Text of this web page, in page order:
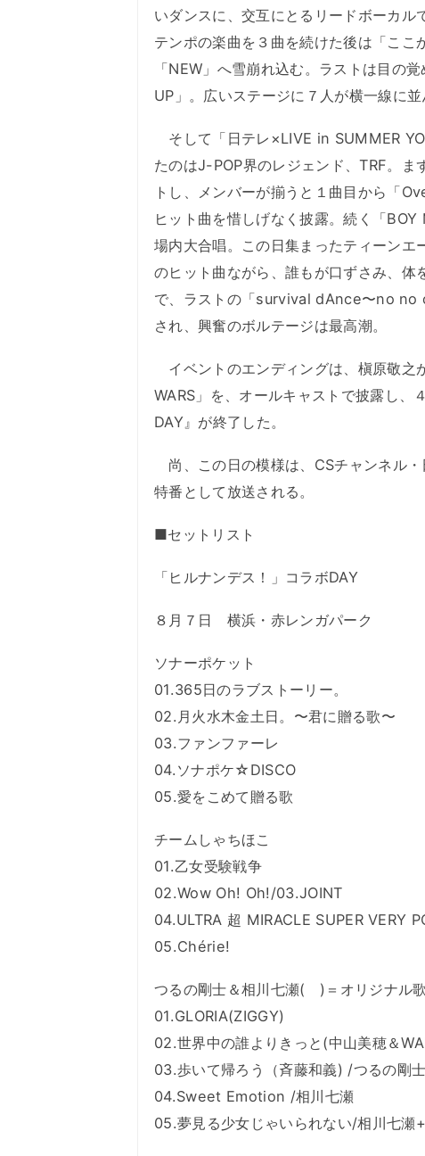
いダンスに、交互にとるリードボーカル
テンポの楽曲を３曲を続けた後は「こ
「NEW」へ雪崩れ込む。ラストは目の
UP」。広いステージに７人が横一線に
そして「日テレ×LIVE in SUMMER
たのはJ-POP界のレジェンド、TRF。ま
トし、メンバーが揃うと１曲目から「
ヒット曲を惜しげなく披露。続く「
場内大合唱。この日集まったティーン
のヒット曲ながら、誰もが口ずさみ、体
で、ラストの「survival dAnce〜no no
され、興奮のボルテージは最高潮。
イベントのエンディングは、槇原敬之
WARS」を、オールキャストで披露し、
DAY』が終了した。
尚、この日の模様は、CSチャンネル
特番として放送される。
■セットリスト
「ヒルナンデス！」コラボDAY
８月７日 横浜・赤レンガパーク
ソナーポケット
01.365日のラブストーリー。
02.月火水木金土日。〜君に贈る歌〜
03.ファンファーレ
04.ソナポケ☆DISCO
05.愛をこめて贈る歌
チームしゃちほこ
01.乙女受験戦争
02.Wow Oh! Oh!/03.JOINT
04.ULTRA 超 MIRACLE SUPER VERY
05.Chérie!
つるの剛士＆相川七瀬( )＝オリジナル
01.GLORIA(ZIGGY)
02.世界中の誰よりきっと(中山美穂＆
03.歩いて帰ろう（斉藤和義) /つるの剛士
04.Sweet Emotion /相川七瀬
05.夢見る少女じゃいられない/相川七瀬